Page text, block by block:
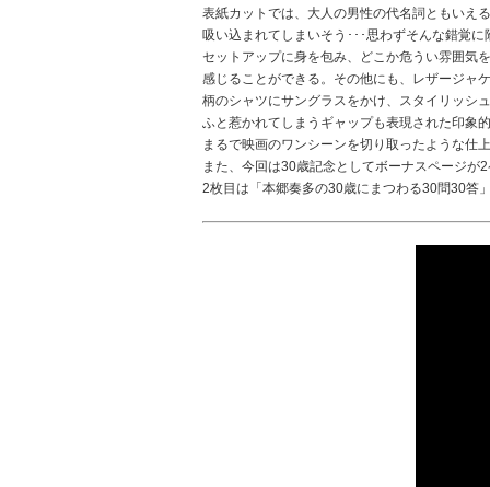
表紙カットでは、大人の男性の代名詞ともいえ
吸い込まれてしまいそう･･･思わずそんな錯覚
セットアップに身を包み、どこか危うい雰囲気
感じることができる。その他にも、レザージャ
柄のシャツにサングラスをかけ、スタイリッシ
ふと惹かれてしまうギャップも表現された印象
まるで映画のワンシーンを切り取ったような仕
また、今回は30歳記念としてボーナスページ
2枚目は「本郷奏多の30歳にまつわる30問30答